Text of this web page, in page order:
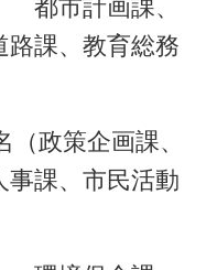
課、
路課、教育総務
政策企画課、
事課、市民活動